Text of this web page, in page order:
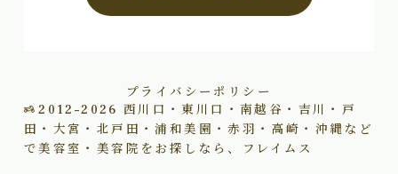
プライバシーポリシー
2012–2026 西川口・東川口・南越谷・吉川・戸
田・大宮・北戸田・浦和美園・赤羽・高崎・沖縄など
で美容室・美容院をお探しなら、フレイムス